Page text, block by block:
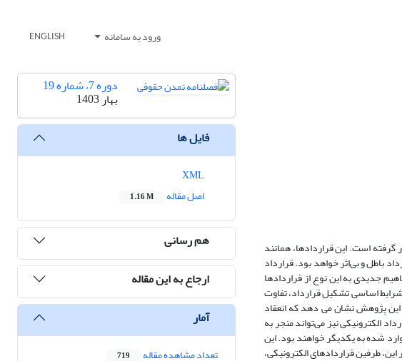
ورود به سامانه ENGLISH
گرفته است. این قراردادها، همانند
باطل و بی‌اثر خواهد بود. قرارداد
جدیدی به این نوع از قراردادها
اساسی تشکیل قرارداد، تفاوت
این پژوهش نشان می دهد که انعقاد
الکترونیکی نیز می‌تواند منجر به
شده به یکدیگر خواهند بود. این
طرفین قراردادهای الکترونیکی،
دوره 7، شماره 19
بهار 1403
فایل ها
اصل مقاله
1.16 M
هم رسانی
ارجاع به این مقاله
آمار
تعداد مشاهده مقاله 719